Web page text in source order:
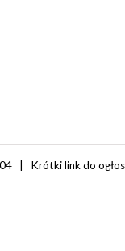
| Krótki link do